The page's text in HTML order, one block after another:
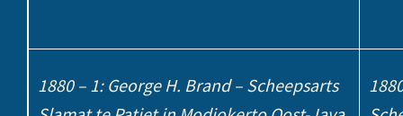
1880 – 1: George H. Brand – Scheepsarts